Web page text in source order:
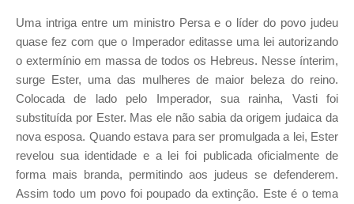
Uma intriga entre um ministro Persae o líder do povo judeu
quase fez com que o Imperador editasse uma lei autorizando
o extermínio em massa de todos os Hebreus. Nesse ínterim,
surge Ester, uma das mulheres de maior beleza do reino.
Colocada de lado pelo Imperador, sua rainha, Vasti foi
substituída por Ester. Mas ele não sabia da origem judaica da
nova esposa. Quando estava para ser promulgada a lei, Ester
revelou sua identidade e a lei foi publicada oficialmente de
forma mais branda, permitindo aos judeus se defenderem.
Assim todo um povo foi poupado da extinção. Este é o tema